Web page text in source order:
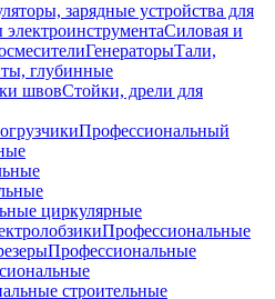
зарядные устройства для
Силовая и
ГенераторыТали,
глубинные
швовСтойки, дрели для
Профессиональный
циркулярные
Профессиональные
Профессиональные
строительные